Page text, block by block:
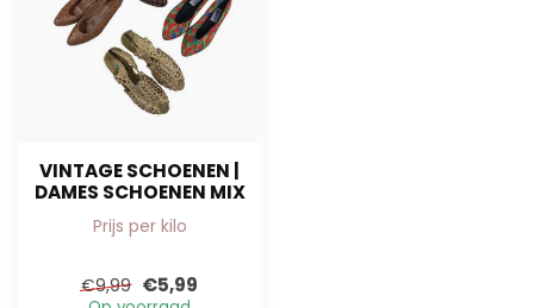
VINTAGE SCHOENEN |
DAMES SCHOENEN MIX
Prijs per kilo
€9,99 €5,99